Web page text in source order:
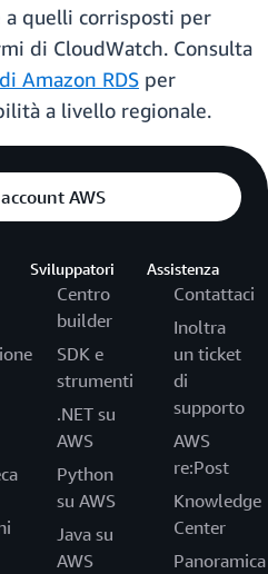
quelli corrisposti per
di CloudWatch. Consulta
Amazon RDS per
a livello regionale.
AWS
Sviluppatori
Centro
builder
SDK e
strumenti
.NET su
AWS
Python
su AWS
Java su
AWS
Assistenza
Contattaci
Inoltra
un ticket
di
supporto
AWS
re:Post
Knowledge
Center
Panoramica